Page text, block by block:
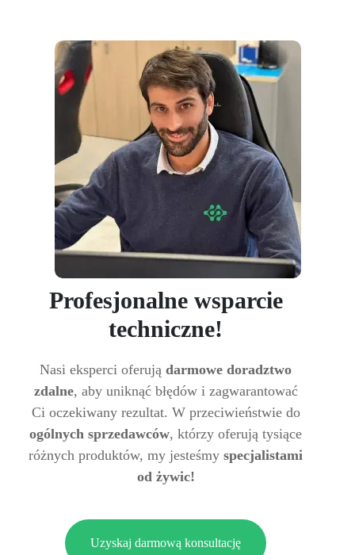
Profesjonalne wsparcie
techniczne!
Nasi eksperci oferują darmowe doradztwo
zdalne, aby uniknąć błędów i zagwarantować
Ci oczekiwany rezultat. W przeciwieństwie do
ogólnych sprzedawców, którzy oferują tysiące
różnych produktów, my jesteśmy specjalistami
od żywic!
Uzyskaj darmową konsultację